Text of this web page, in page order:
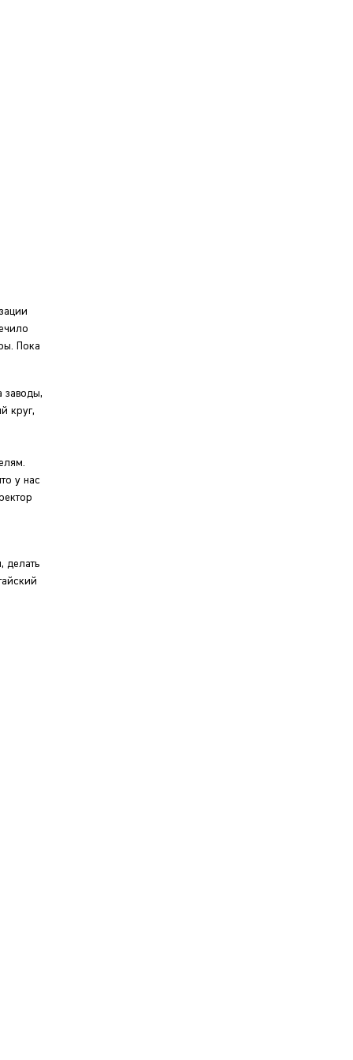
Пока
заводы,
круг,
у нас
делать